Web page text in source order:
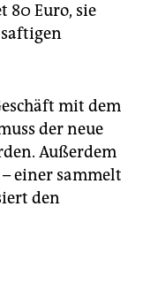
80 Euro, sie
mit dem
der neue
Außerdem
einer sammelt
den